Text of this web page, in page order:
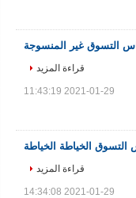
قراءة المزيد
2021-01-29 11:43:19
قراءة المزيد
2021-01-29 14:34:08